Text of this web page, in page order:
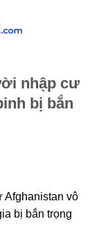
nhập cư
bị bắn
Afghanistan vô
bị bắn trọng